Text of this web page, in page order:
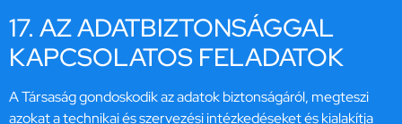
17. AZ ADATBIZTONSÁGGAL
KAPCSOLATOS FELADATOK
A Társaság gondoskodik az adatok biztonságáról, megteszi
azokat a technikai és szervezési intézkedéseket és kialakítja